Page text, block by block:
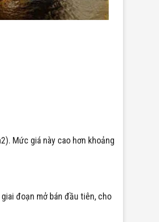
Mức giá này cao hơn khoảng
đoạn mở bán đầu tiên, cho